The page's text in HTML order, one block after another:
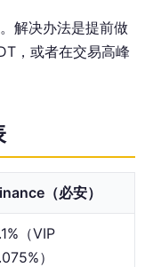
解决办法是提前做
，或者在交易高峰
（必安）
（VIP
）